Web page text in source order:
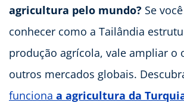
agricultura pelo mundo? Se
conhecer como a Tailândia
produção agrícola, vale ampliar o
outros mercados globais.
funciona a agricultura da